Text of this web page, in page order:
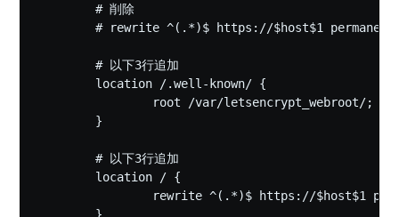
        # 削除
# rewrite ^(.*)$ https://$host$1
        # 以下3行追加
        location /.well-known/ {
                root /var/letsencrypt_webroot/;
        }
        # 以下3行追加
        location / {
rewrite ^(.*)$ https://$host$1
        }